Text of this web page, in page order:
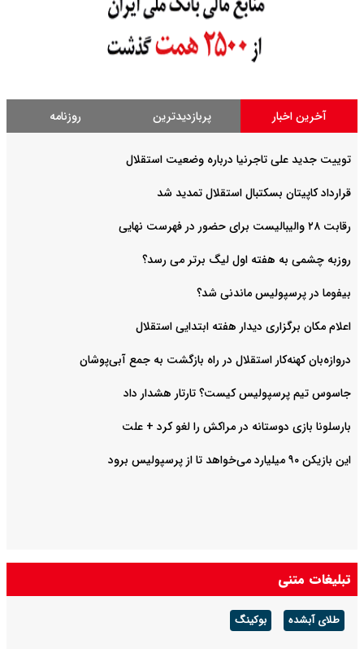
آخرین اخبار پربازدیدترین روزنامه
توییت جدید علی تاجرنیا درباره وضعیت استقلال
قرارداد کاپیتان بسکتبال استقلال تمدید شد
رقابت ۲۸ والیبالیست برای حضور در فهرست نهایی
روزبه چشمی به هفته اول لیگ برتر می رسد؟
بیفوما در پرسپولیس ماندنی شد؟
اعلام مکان برگزاری دیدار هفته ابتدایی استقلال
دروازه‌بان کهنه‌کار استقلال در راه بازگشت به جمع آبی‌پوشان
جاسوس تیم پرسپولیس کیست؟ تارتار هشدار داد
بارسلونا بازی دوستانه در مراکش را لغو کرد + علت
این بازیکن ۹۰ میلیارد می‌خواهد تا از پرسپولیس برود
تبلیغات متنی
طلای آبشده بوکینگ